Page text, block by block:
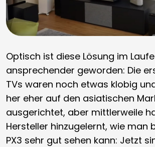
Optisch ist diese Lösung im
ansprechender geworden: Die
TVs waren noch etwas klobig
her eher auf den asiatischen
ausgerichtet, aber mittlerweile
Hersteller hinzugelernt, wie man
PX3 sehr gut sehen kann: Jetzt